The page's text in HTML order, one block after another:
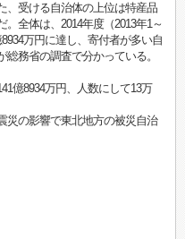
、受ける自治体の上位は特産品
全体は、2014年度（2013年1～
万円に達し、寄付者が多い自
務省の調査で分かっている。
億8934万円、人数にして13万
災の影響で東北地方の被災自治